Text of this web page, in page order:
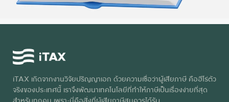
iTAX เกิดจากงานวิจัยปริญญาเอก ด้วยความเชื่อว่าผู้เสียภาษี คือฮีโร่ตัว
จริงของประเทศนี้ เราจึงพัฒนาเทคโนโลยีที่ทำให้ภาษีเป็นเรื่องง่ายที่สุด
สำหรับทุกคน เพราะนี่คือสิ่งที่ผู้เสียภาษีสมควรได้รับ